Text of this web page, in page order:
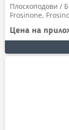
Плоскоподови /
Frosinone,
Цена на